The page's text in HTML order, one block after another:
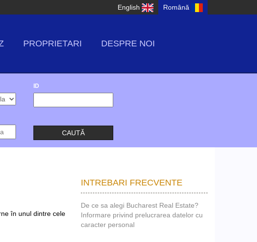
Română
English
PROPRIETARI
DESPRE NOI
ID
în unul dintre cele
INTREBARI FRECVENTE
De ce sa alegi Bucharest Real Estate?
Informare privind prelucrarea datelor cu
caracter personal